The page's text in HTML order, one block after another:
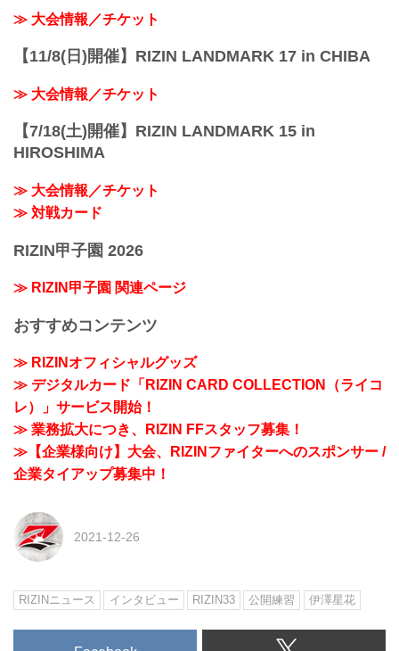
≫ 大会情報／チケット
【11/8(日)開催】RIZIN LANDMARK 17 in CHIBA
≫ 大会情報／チケット
【7/18(土)開催】RIZIN LANDMARK 15 in
HIROSHIMA
≫ 大会情報／チケット
≫ 対戦カード
RIZIN甲子園 2026
≫ RIZIN甲子園 関連ページ
おすすめコンテンツ
≫ RIZINオフィシャルグッズ
≫ デジタルカード「RIZIN CARD COLLECTION（ライコ
レ）」サービス開始！
≫ 業務拡大につき、RIZIN FFスタッフ募集！
≫【企業様向け】大会、RIZINファイターへのスポンサー /
企業タイアップ募集中！
2021-12-26
RIZINニュース インタビュー RIZIN33 公開練習 伊澤星花